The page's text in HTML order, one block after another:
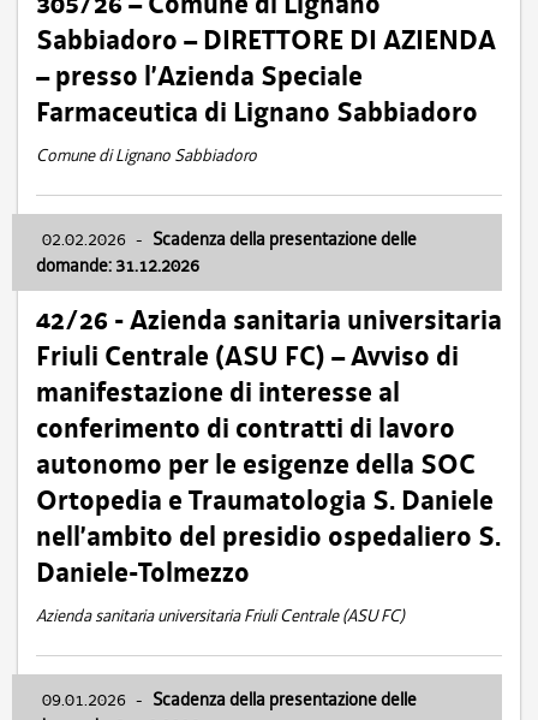
Sabbiadoro – DIRETTORE DI AZIENDA
– presso l’Azienda Speciale
Farmaceutica di Lignano Sabbiadoro
Comune di Lignano Sabbiadoro
02.02.2026 - Scadenza della presentazione delle
domande: 31.12.2026
42/26 - Azienda sanitaria universitaria
Friuli Centrale (ASU FC) – Avviso di
manifestazione di interesse al
conferimento di contratti di lavoro
autonomo per le esigenze della SOC
Ortopedia e Traumatologia S. Daniele
nell’ambito del presidio ospedaliero S.
Daniele-Tolmezzo
Azienda sanitaria universitaria Friuli Centrale (ASU FC)
09.01.2026 - Scadenza della presentazione delle